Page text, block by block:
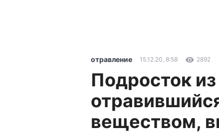
отравление 15.12.20, 8:58 2892
Подросток
веществом,